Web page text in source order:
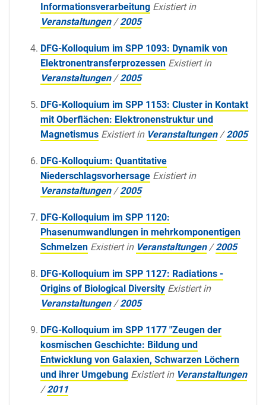
Informationsverarbeitung Existiert in
Veranstaltungen /2005
DFG-Kolloquium im SPP 1093: Dynamik von
Elektronentransferprozessen Existiert in
Veranstaltungen /2005
DFG-Kolloquium im SPP 1153: Cluster in Kontakt
mit Oberflächen: Elektronenstruktur und
Magnetismus Existiert in Veranstaltungen /2005
DFG-Kolloquium: Quantitative
Niederschlagsvorhersage Existiert in
Veranstaltungen /2005
DFG-Kolloquium im SPP 1120:
Phasenumwandlungen in mehrkomponentigen
Schmelzen Existiert in Veranstaltungen /2005
DFG-Kolloquium im SPP 1127: Radiations -
Origins of Biological Diversity Existiert in
Veranstaltungen /2005
DFG-Kolloquium im SPP 1177 "Zeugen der
kosmischen Geschichte: Bildung und
Entwicklung von Galaxien, Schwarzen Löchern
und ihrer Umgebung Existiert in Veranstaltungen
/2011